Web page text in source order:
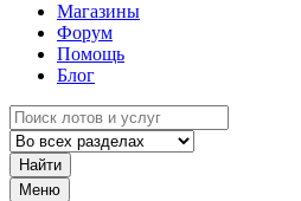
Магазины
Форум
Помощь
Блог
Найти
Меню